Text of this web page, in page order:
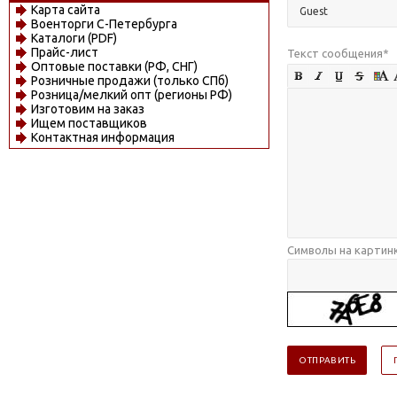
Карта сайта
Военторги С-Петербурга
Каталоги (PDF)
Прайс-лист
Оптовые поставки (РФ, СНГ)
Розничные продажи (только СПб)
Розница/мелкий опт (регионы РФ)
Изготовим на заказ
Ищем поставщиков
Контактная информация
Текст сообщения*
Символы на